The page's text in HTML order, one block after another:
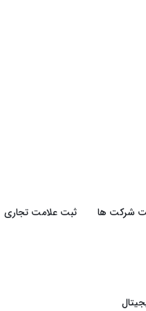
شرکت ها ثبت علامت تجاری